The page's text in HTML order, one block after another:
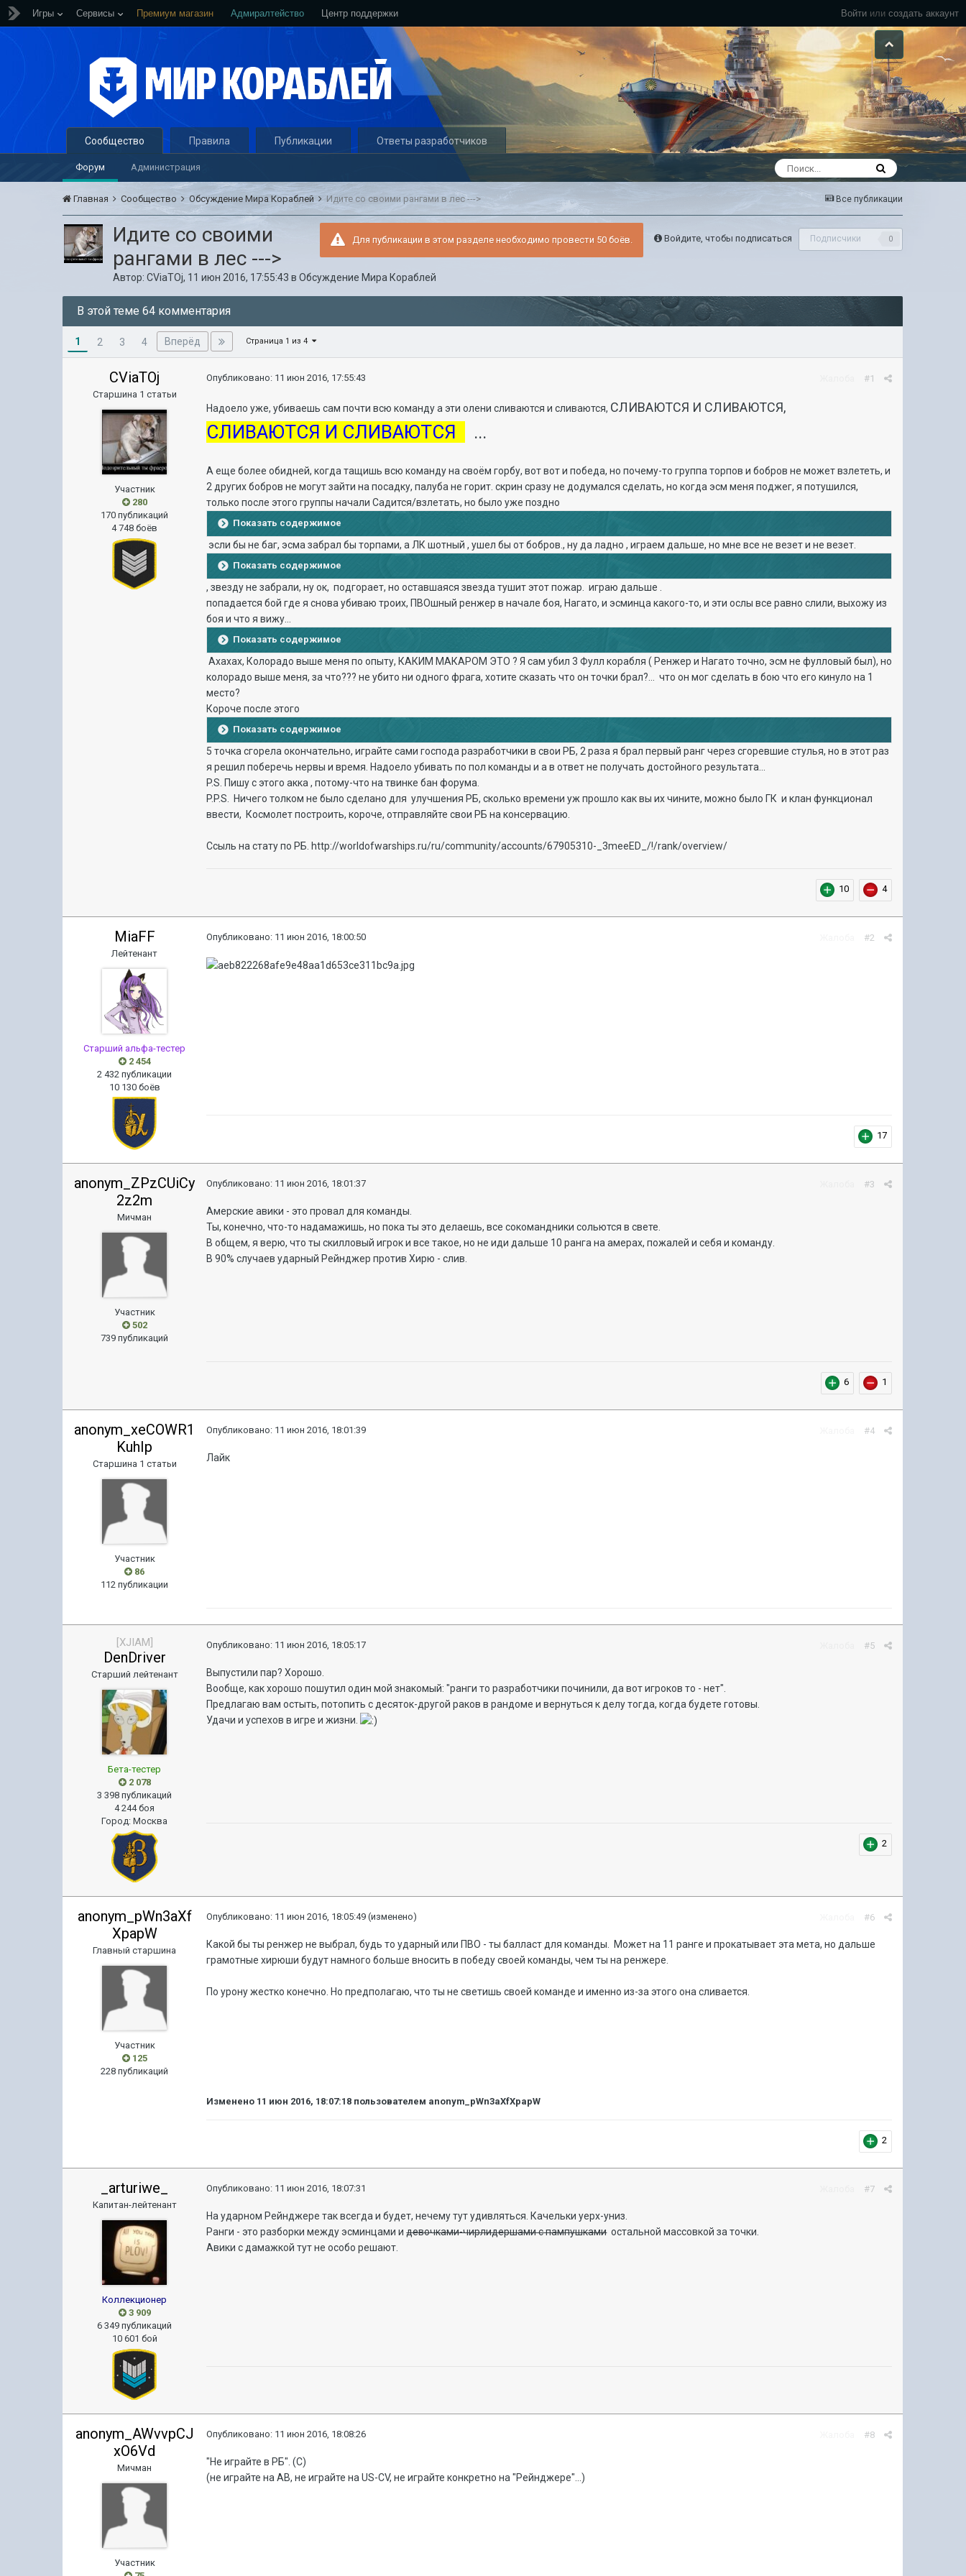
Войти или создать аккаунт
Игры Сервисы Премиум магазин Адмиралтейство Центр поддержки
Сообщество
Форум Администрация
Правила Публикации Ответы разработчиков
Все публикации
Главная Сообщество Обсуждение Мира Кораблей Идите со своими рангами в лес --->
Войдите, чтобы подписаться Подписчики 0
Для публикации в этом разделе необходимо провести 50 боёв.
Идите со своими
рангами в лес --->
Автор:CViaTOj, 11 июн 2016, 17:55:43 вОбсуждение Мира Кораблей
В этой теме 64 комментария
1 2 3 4 Вперёд Страница 1 из 4
CViaTOj
Старшина 1 статьи
Участник
280
170 публикаций
4 748 боёв
#1
Опубликовано: 11 июн 2016, 17:55:43
Надоело уже, убиваешь сам почти всю команду а эти олени сливаются и сливаются, СЛИВАЮТСЯ И СЛИВАЮТСЯ,
СЛИВАЮТСЯ И СЛИВАЮТСЯ ...
А еще более обидней, когда тащишь всю команду на своём горбу, вот вот и победа, но почему-то группа торпов и бобров не может взлететь, и
2 других бобров не могут зайти на посадку, палуба не горит. скрин сразу не додумался сделать, но когда эсм меня поджег, я потушился,
только после этого группы начали Садится/взлетать, но было уже поздно
Показать содержимое
эсли бы не баг, эсма забрал бы торпами, а ЛК шотный , ушел бы от бобров., ну да ладно , играем дальше, но мне все не везет и не везет.
Показать содержимое
, звезду не забрали, ну ок, подгорает, но оставшаяся звезда тушит этот пожар. играю дальше .
попадается бой где я снова убиваю троих, ПВОшный ренжер в начале боя, Нагато, и эсминца какого-то, и эти ослы все равно слили, выхожу из
боя и что я вижу...
Показать содержимое
Ахахах, Колорадо выше меня по опыту, КАКИМ МАКАРОМ ЭТО ? Я сам убил 3 Фулл корабля ( Ренжер и Нагато точно, эсм не фулловый был), но
колорадо выше меня, за что??? не убито ни одного фрага, хотите сказать что он точки брал?... что он мог сделать в бою что его кинуло на 1
место?
Короче после этого
Показать содержимое
5 точка сгорела окончательно, играйте сами господа разработчики в свои РБ, 2 раза я брал первый ранг через сгоревшие стулья, но в этот раз
я решил поберечь нервы и время. Надоело убивать по пол команды и а в ответ не получать достойного результата...
P.S. Пишу с этого акка , потому-что на твинке бан форума.
P.P.S. Ничего толком не было сделано для улучшения РБ, сколько времени уж прошло как вы их чините, можно было ГК и клан функционал
ввести, Космолет построить, короче, отправляйте свои РБ на консервацию.
Ссыль на стату по РБ. http://worldofwarships.ru/ru/community/accounts/67905310-_3meeED_/!/rank/overview/
10 4
MiaFF
Лейтенант
Старший альфа-тестер
2 454
2 432 публикации
10 130 боёв
#2
Опубликовано: 11 июн 2016, 18:00:50
17
anonym_ZPzCUiCy
2z2m
Мичман
Участник
502
739 публикаций
#3
Опубликовано: 11 июн 2016, 18:01:37
Амерские авики - это провал для команды.
Ты, конечно, что-то надамажишь, но пока ты это делаешь, все сокомандники сольются в свете.
В общем, я верю, что ты скилловый игрок и все такое, но не иди дальше 10 ранга на амерах, пожалей и себя и команду.
В 90% случаев ударный Рейнджер против Хирю - слив.
6 1
anonym_xeCOWR1
KuhIp
Старшина 1 статьи
Участник
86
112 публикации
#4
Опубликовано: 11 июн 2016, 18:01:39
Лайк
[XJIAM]
DenDriver
Старший лейтенант
Бета-тестер
2 078
3 398 публикаций
4 244 боя
Город:Москва
#5
Опубликовано: 11 июн 2016, 18:05:17
Выпустили пар? Хорошо.
Вообще, как хорошо пошутил один мой знакомый: "ранги то разработчики починили, да вот игроков то - нет".
Предлагаю вам остыть, потопить с десяток-другой раков в рандоме и вернуться к делу тогда, когда будете готовы.
Удачи и успехов в игре и жизни.
2
anonym_pWn3aXf
XpapW
Главный старшина
Участник
125
228 публикаций
#6
Опубликовано: 11 июн 2016, 18:05:49 (изменено)
Какой бы ты ренжер не выбрал, будь то ударный или ПВО - ты балласт для команды. Может на 11 ранге и прокатывает эта мета, но дальше
грамотные хирюши будут намного больше вносить в победу своей команды, чем ты на ренжере.
По урону жестко конечно. Но предполагаю, что ты не светишь своей команде и именно из-за этого она сливается.
Изменено 11 июн 2016, 18:07:18 пользователем anonym_pWn3aXfXpapW
2
_arturiwe_
Капитан-лейтенант
Коллекционер
3 909
6 349 публикаций
10 601 бой
#7
Опубликовано: 11 июн 2016, 18:07:31
На ударном Рейнджере так всегда и будет, нечему тут удивляться. Качельки уерх-униз.
Ранги - это разборки между эсминцами идевочками-чирлидершами с пампушкамиостальной массовкой за точки.
Авики с дамажкой тут не особо решают.
anonym_AWvvpCJ
xO6Vd
Мичман
Участник
#8
Опубликовано: 11 июн 2016, 18:08:26
"Не играйте в РБ". (С)
(не играйте на АВ, не играйте на US-CV, не играйте конкретно на "Рейнджере"...)